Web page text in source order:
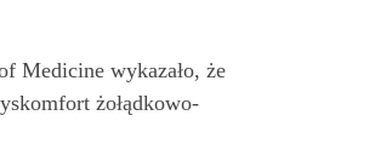
Medicine wykazało, że
żołądkowo-